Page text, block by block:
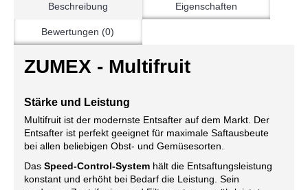
Beschreibung Eigenschaften
Bewertungen (0)
ZUMEX - Multifruit
Stärke und Leistung
Multifruit ist der modernste Entsafter auf dem Markt. Der
Entsafter ist perfekt geeignet für maximale Saftausbeute
bei allen beliebigen Obst- und Gemüsesorten.
Das Speed-Control-System hält die Entsaftungsleistung
konstant und erhöht bei Bedarf die Leistung. Sein